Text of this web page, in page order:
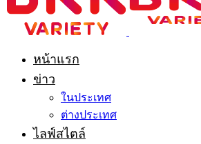
หน้าแรก
ข่าว
ในประเทศ
ต่างประเทศ
ไลฟ์สไตล์